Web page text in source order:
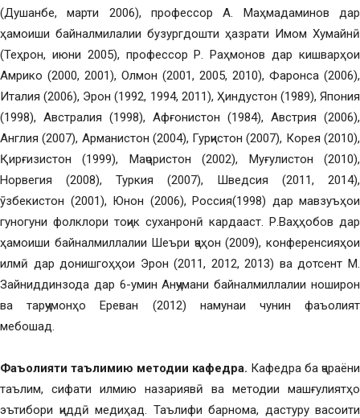
(Душанбе, марти 2006), профессор А. Маҳмадаминов дар
ҳамоиши байналмилалии бузургдошти ҳазрати Имом Хумайнӣ
(Теҳрон, июни 2005), профессор Р. Раҳмонов дар кишварҳои
Амрико (2000, 2001), Олмон (2001, 2005, 2010), Фаронса (2006),
Италия (2006), Эрон (1992, 1994, 2011), Ҳиндустон (1989), Япония
(1998), Австралия (1998), Афғонистон (1984), Австрия (2006),
Англия (2007), Арманистон (2004), Гурҷистон (2007), Корея (2010),
Қирғизистон (1999), Маҷористон (2002), Муғулистон (2010),
Норвегия (2008), Туркия (2007), Шведсия (2011, 2014),
ӯзбекистон (2001), Юнон (2006), Россия(1998) дар мавзуъҳои
гуногуни фолклори тоҷик суханронӣ кардааст. Р.Ваҳҳобов дар
ҳамоиши байналмиллалии Шеъри ҷаҳон (2009), конференсияҳои
илмӣ дар донишгоҳҳои Эрон (2011, 2012, 2013) ва дотсент М.
Зайниддинзода дар 6-умин Анҷумани байналмиллалии ноширон
ва тарҷумонҳо Ереван (2012) намунаи чунин фаъолият
мебошад.
Фаъолияти таълимию методии кафедра. Кафедра ба ҷараёни
таълим, сифати илмию назариявӣ ва методии машғулиятҳо
эътибори ҷиддӣ медиҳад. Таълифи барнома, дастуру васоити